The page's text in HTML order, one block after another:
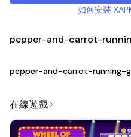
如何安裝
pepper-and-carrot-
pepper-and-carrot-running-
在線遊戲